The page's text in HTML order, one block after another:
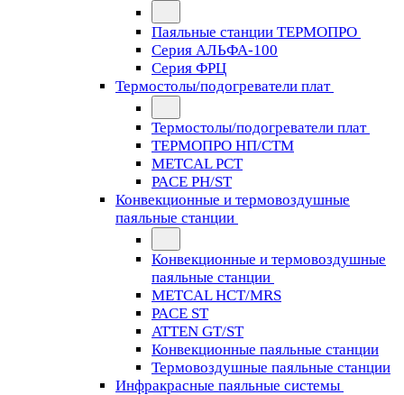
Паяльные станции ТЕРМОПРО
Серия АЛЬФА-100
Серия ФРЦ
Термостолы/подогреватели плат
Термостолы/подогреватели плат
ТЕРМОПРО НП/СТМ
METCAL PCT
PACE PH/ST
Конвекционные и термовоздушные
паяльные станции
Конвекционные и термовоздушные
паяльные станции
METCAL HCT/MRS
PACE ST
ATTEN GT/ST
Конвекционные паяльные станции
Термовоздушные паяльные станции
Инфракрасные паяльные системы